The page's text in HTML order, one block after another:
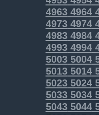
49634964
49734974
49834984
49934994
50035004
50135014
50235024
50335034
50435044